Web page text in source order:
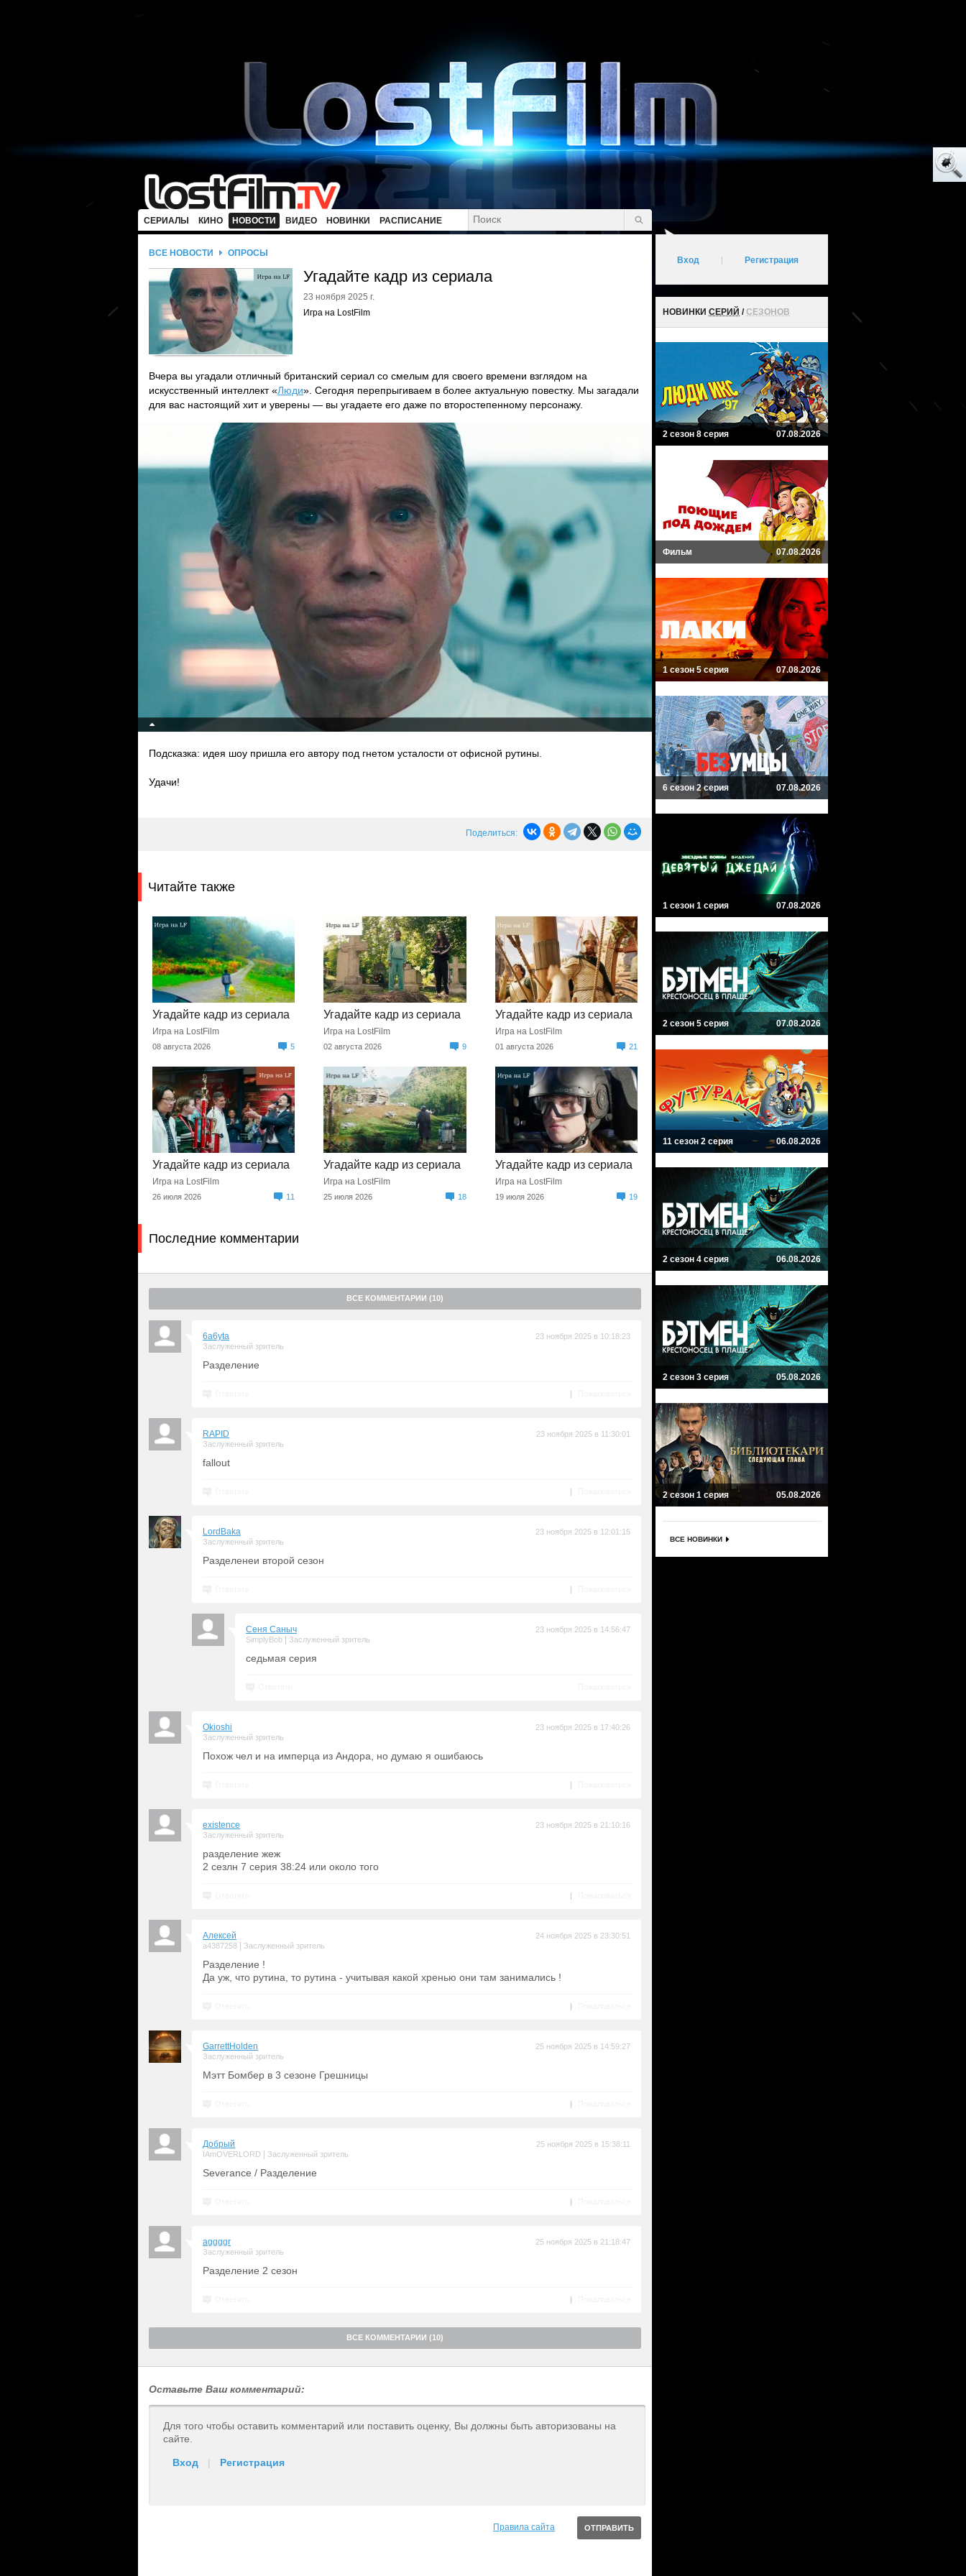
СЕРИАЛЫ КИНО НОВОСТИ ВИДЕО НОВИНКИ РАСПИСАНИЕ
ВСЕ НОВОСТИ ОПРОСЫ
Угадайте кадр из сериала
23 ноября 2025 г.
Игра на LostFilm
Вчера вы угадали отличный британский сериал со смелым для своего времени взглядом на
искусственный интеллект «Люди». Сегодня перепрыгиваем в более актуальную повестку. Мы загадали
для вас настоящий хит и уверены — вы угадаете его даже по второстепенному персонажу.
Подсказка: идея шоу пришла его автору под гнетом усталости от офисной рутины.
Удачи!
Поделиться:
Читайте также
Угадайте кадр из сериала
Игра на LostFilm
08 августа 2026 5
Угадайте кадр из сериала
Игра на LostFilm
02 августа 2026 9
Угадайте кадр из сериала
Игра на LostFilm
01 августа 2026 21
Угадайте кадр из сериала
Игра на LostFilm
26 июля 2026 11
Угадайте кадр из сериала
Игра на LostFilm
25 июля 2026 18
Угадайте кадр из сериала
Игра на LostFilm
19 июля 2026 19
Последние комментарии
ВСЕ КОММЕНТАРИИ (10)
6a6yta
Заслуженный зритель
23 ноября 2025 в 10:18:23
Разделение
|
RAPID
Заслуженный зритель
23 ноября 2025 в 11:30:01
fallout
|
LordBaka
Заслуженный зритель
23 ноября 2025 в 12:01:15
Разделенеи второй сезон
|
Сеня Саныч
SimplyBob Заслуженный зритель
23 ноября 2025 в 14:56:47
седьмая серия
Okioshi
Заслуженный зритель
23 ноября 2025 в 17:40:26
Похож чел и на имперца из Андора, но думаю я ошибаюсь
|
existence
Заслуженный зритель
23 ноября 2025 в 21:10:16
разделение жеж
2 сезлн 7 серия 38:24 или около того
|
Алексей
a4387258 Заслуженный зритель
24 ноября 2025 в 23:30:51
Разделение !
Да уж, что рутина, то рутина - учитывая какой хренью они там занимались !
|
GarrettHolden
Заслуженный зритель
25 ноября 2025 в 14:59:27
Мэтт Бомбер в 3 сезоне Грешницы
|
Добрый
IAmOVERLORD Заслуженный зритель
25 ноября 2025 в 15:38:11
Severance / Разделение
|
aggggr
Заслуженный зритель
25 ноября 2025 в 21:18:47
Разделение 2 сезон
|
ВСЕ КОММЕНТАРИИ (10)
Оставьте Ваш комментарий:
Для того чтобы оставить комментарий или поставить оценку, Вы должны быть авторизованы на
сайте.
Вход | Регистрация
Правила сайта
Вход Регистрация
НОВИНКИ СЕРИЙ /СЕЗОНОВ
2 сезон 8 серия 07.08.2026
Фильм 07.08.2026
1 сезон 5 серия 07.08.2026
6 сезон 2 серия 07.08.2026
1 сезон 1 серия 07.08.2026
2 сезон 5 серия 07.08.2026
11 сезон 2 серия 06.08.2026
2 сезон 4 серия 06.08.2026
2 сезон 3 серия 05.08.2026
2 сезон 1 серия 05.08.2026
ВСЕ НОВИНКИ